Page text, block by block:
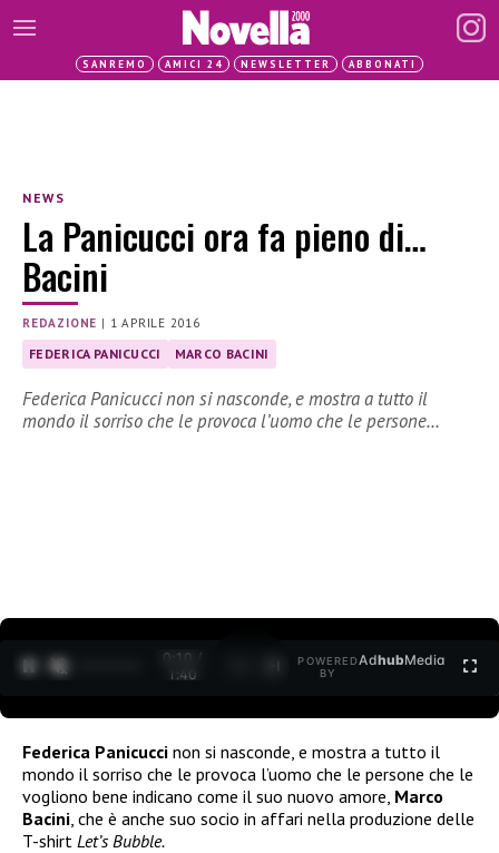
SANREMO AMICI 24 NEWSLETTER ABBONATI
NEWS
La Panicucci ora fa pieno di…
Bacini
REDAZIONE | 1 APRILE 2016
FEDERICA PANICUCCI MARCO BACINI
Federica Panicucci non si nasconde, e mostra a tutto il
mondo il sorriso che le provoca l’uomo che le persone…
0:11 /
1:40
POWERED
BY
AdhubMedia
Federica Panicucci non si nasconde, e mostra a tutto il
mondo il sorriso che le provoca l’uomo che le persone che le
vogliono bene indicano come il suo nuovo amore, Marco
Bacini , che è anche suo socio in affari nella produzione delle
T-shirt Let’s Bubble.